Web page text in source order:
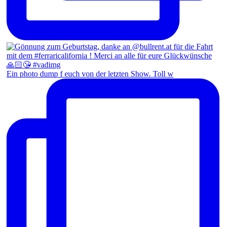
Ein photo dump f euch von der letzten Show. Toll w